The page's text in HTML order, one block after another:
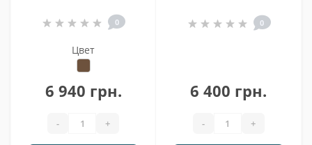
0
Цвет
6 940 грн.
- +
0
6 400 грн.
- +